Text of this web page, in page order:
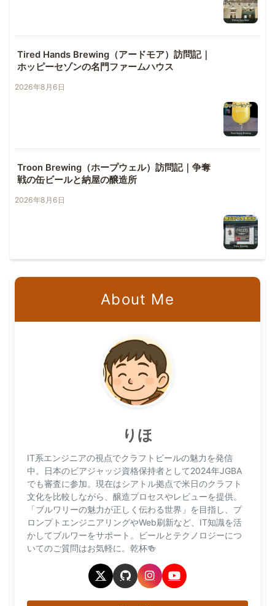
Tired Hands Brewing（アードモア）訪問記｜
ホッピーセゾンの名門ファームハウス
2026年8月6日
Troon Brewing（ホープウェル）訪問記｜争奪
戦の缶ビールと納屋の醸造所
2026年8月6日
About Me
りほ
IT系エンジニアの視点でクラフトビールの魅力を発信
中。日本のビアジャッジ資格保持者として2024年JGBA
でも審査に参加。現在はシアトル拠点で米日のクラフト
文化を比較しながら、醸造プロセスやレビューを提供。
「ブルワリーの魅力が正しく伝わる世界」を目指し、プ
ロンプトエンジニアリングやWeb刷新など、IT知識を活
かしてブルワーをサポート。ビールとテクノロジーにつ
いてのご質問はお気軽に。乾杯🍻